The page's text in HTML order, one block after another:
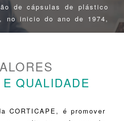
de cápsulas de plástico
no inicio do ano de 1974,
que há mais anos
económica e social
CORTICAPE conseguiu
QUALIDADE
CORTICAPE, é promover